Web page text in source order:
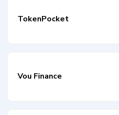
TokenPocket
Vou Finance